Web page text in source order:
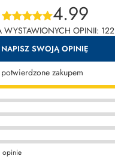
4.99
WYSTAWIONYCH OPINII: 122
NAPISZ SWOJĄ OPINIĘ
zakupem
opinie